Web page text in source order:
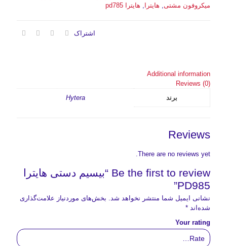
میکروفون مشتی, هایترا , هایترا pd785
اشتراک
Additional information
Reviews (0)
برند
Hytera
Reviews
There are no reviews yet.
Be the first to review “بیسیم دستی هایترا
PD985”
نشانی ایمیل شما منتشر نخواهد شد. بخش‌های موردنیاز علامت‌گذاری
شده‌اند *
Your rating